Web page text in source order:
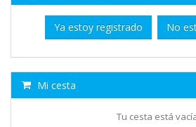
Ya estoy registrado No
Mi cesta
Tu cesta está